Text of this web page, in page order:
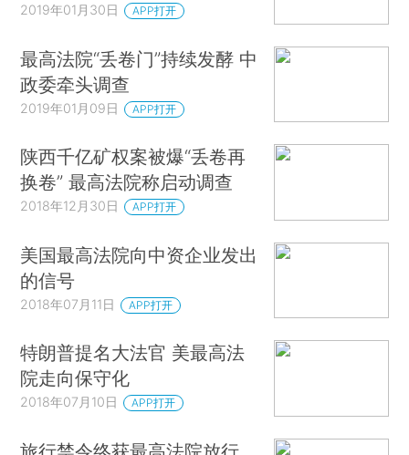
2019年01月30日 APP打开
最高法院“丢卷门”持续发酵 中
政委牵头调查
2019年01月09日 APP打开
陕西千亿矿权案被爆“丢卷再
换卷” 最高法院称启动调查
2018年12月30日 APP打开
美国最高法院向中资企业发出
的信号
2018年07月11日 APP打开
特朗普提名大法官 美最高法
院走向保守化
2018年07月10日 APP打开